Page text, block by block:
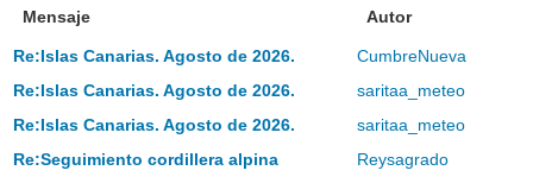
Mensaje Autor
Re:Islas Canarias. Agosto de 2026.
CumbreNueva
Re:Islas Canarias. Agosto de 2026.
saritaa_meteo
Re:Islas Canarias. Agosto de 2026.
saritaa_meteo
Re:Seguimiento cordillera alpina
Reysagrado